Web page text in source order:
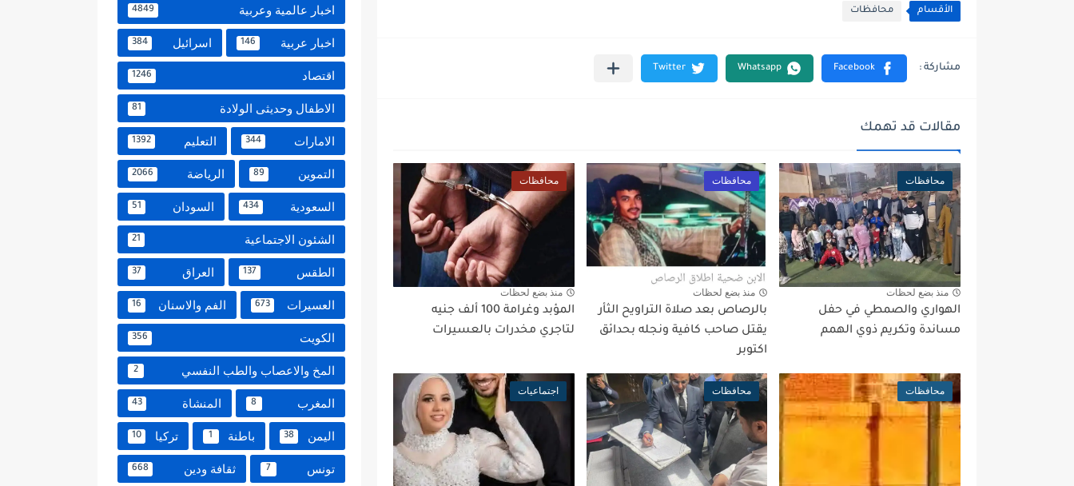
الأقسام محافظات
مقالات قد تهمك
محافظات
منذ بضع لحظات
الهواري والصمطي في حفل
مساندة وتكريم ذوي الهمم
محافظات
منذ بضع لحظات
بالرصاص بعد صلاة التراويح الثأر
يقتل صاحب كافية ونجله بحدائق
اكتوبر
محافظات
منذ بضع لحظات
المؤبد وغرامة 100 ألف جنيه
لتاجري مخدرات بالعسيرات
محافظات محافظات اجتماعيات
اخبار عالمية وعربية 4849
اخبار عربية 146 اسرائيل 384
اقتصاد 1246
الاطفال وحديثى الولادة 81
الامارات 344 التعليم 1392
التموين 89 الرياضة 2066
السعودية 434 السودان 51
الشئون الاجتماعية 21
الطقس 137 العراق 37
العسيرات 673 الفم والاسنان 16
الكويت 356
المخ والاعصاب والطب النفسي 2
المغرب 8 المنشاة 43
اليمن 38 باطنة 1 تركيا 10
تونس 7 ثقافة ودين 668